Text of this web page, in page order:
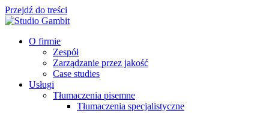
Przejdź do treści
O firmie
Zespół
Zarządzanie przez jakość
Case studies
Usługi
Tłumaczenia pisemne
Tłumaczenia specjalistyczne